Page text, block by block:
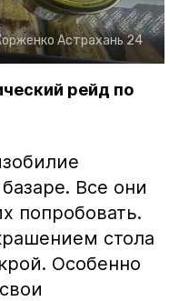
Астрахань 24
рейд по
Все они
попробовать.
стола
Особенно